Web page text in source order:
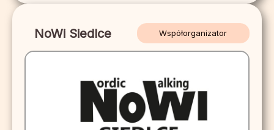
NoWi Siedlce Współorganizator